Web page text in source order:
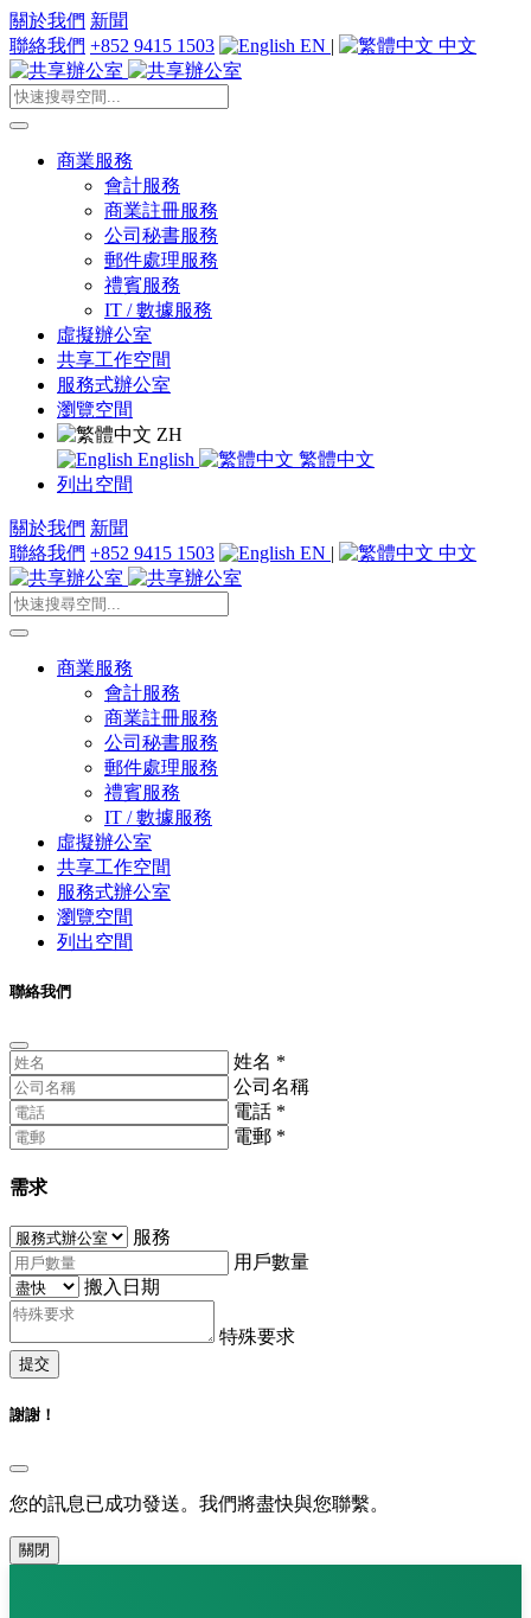
關於我們 新聞
聯絡我們 +852 9415 1503 EN | 中文
商業服務
會計服務
商業註冊服務
公司秘書服務
郵件處理服務
禮賓服務
IT / 數據服務
虛擬辦公室
共享工作空間
服務式辦公室
瀏覽空間
ZH
English
繁體中文
列出空間
關於我們 新聞
聯絡我們 +852 9415 1503 EN | 中文
商業服務
會計服務
商業註冊服務
公司秘書服務
郵件處理服務
禮賓服務
IT / 數據服務
虛擬辦公室
共享工作空間
服務式辦公室
瀏覽空間
列出空間
聯絡我們
姓名 *
公司名稱
電話 *
電郵 *
需求
服務
用戶數量
搬入日期
特殊要求
提交
謝謝！
您的訊息已成功發送。我們將盡快與您聯繫。
關閉